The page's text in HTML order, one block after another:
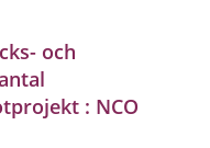
och
: NCO